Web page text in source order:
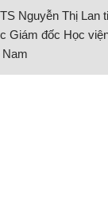
Nguyễn Thị Lan
Giám đốc Học
Nam